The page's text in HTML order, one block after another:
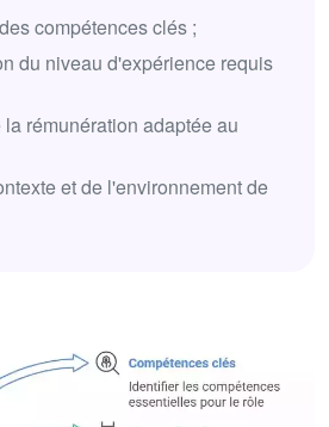
compétences clés ;
du niveau d'expérience requis
rémunération adaptée au
et de l'environnement de